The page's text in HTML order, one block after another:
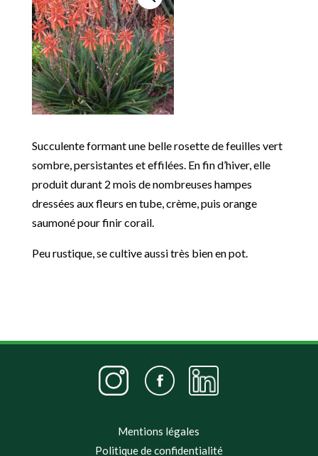
Succulente formant une belle rosette de feuilles vert
sombre, persistantes et effilées. En fin d’hiver, elle
produit durant 2 mois de nombreuses hampes
dressées aux fleurs en tube, crème, puis orange
saumoné pour finir corail.
Peu rustique, se cultive aussi très bien en pot.
Mentions légales
Politique de confidentialité